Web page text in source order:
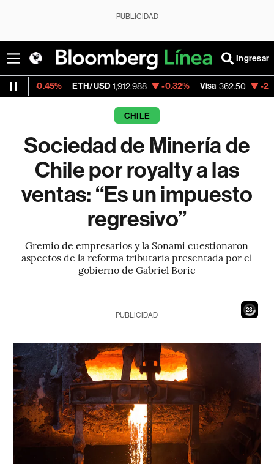
PUBLICIDAD
Ingresar
ETH/USD 1,912.988 -0.32% Visa 362.50 -2.15%
CHILE
Sociedad de Minería de
Chile por royalty a las
ventas: “Es un impuesto
regresivo”
Gremio de empresarios y la Sonami cuestionaron
aspectos de la reforma tributaria presentada por el
gobierno de Gabriel Boric
21
PUBLICIDAD